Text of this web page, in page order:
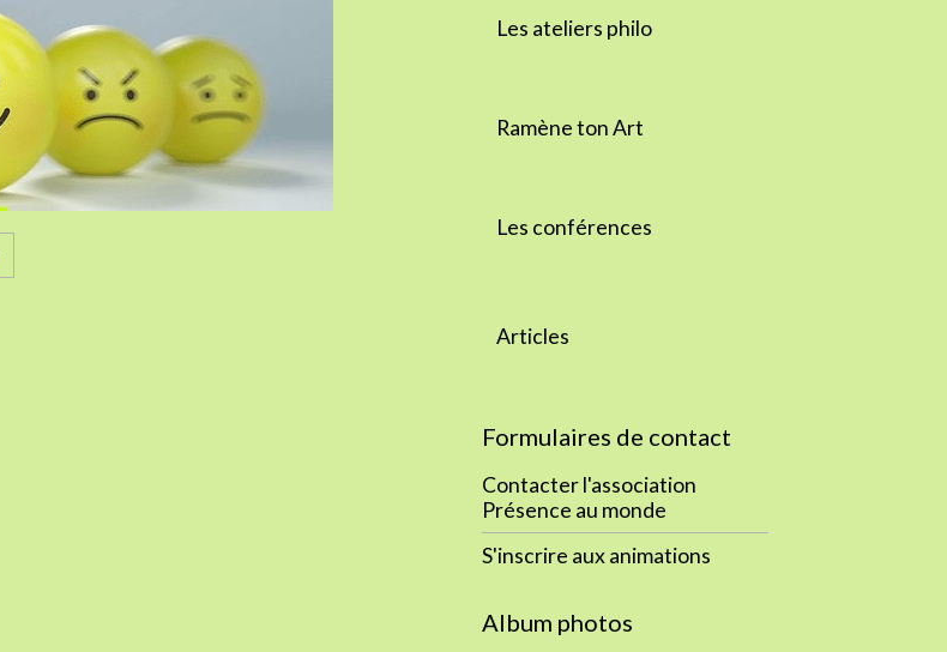
Les ateliers philo
Ramène ton Art
Les conférences
Articles
Formulaires de contact
Contacter l'association
Présence au monde
S'inscrire aux animations
Album photos